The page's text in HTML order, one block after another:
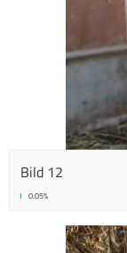
Bild 12
0.05%